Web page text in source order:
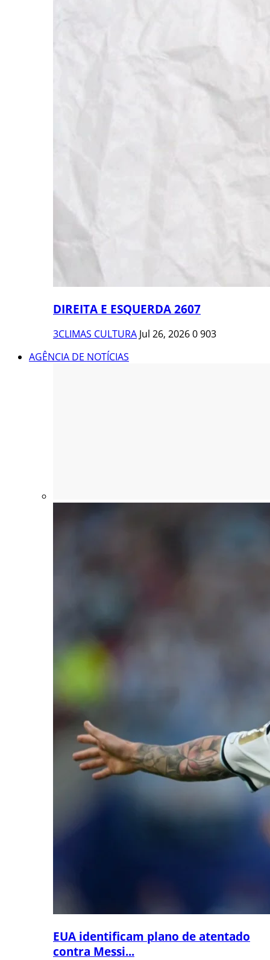
DIREITA E ESQUERDA 2607
3CLIMAS CULTURA Jul 26, 20260903
AGÊNCIA DE NOTÍCIAS
EUA identificam plano de atentado
contra Messi...